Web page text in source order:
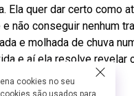
Ela quer dar certo como
não conseguir nenhum
e molhada de chuva
e aí ela resolve
cookies no seu
são usados para